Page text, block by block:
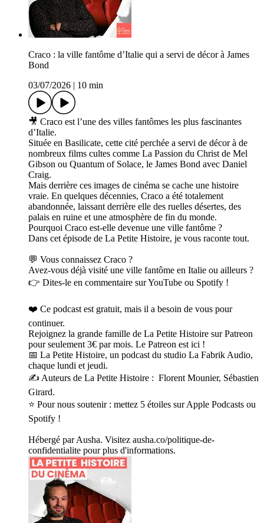
Craco : la ville fantôme d’Italie qui a servi de décor à James
Bond
03/07/2026
10 min
🎥 Craco est l’une des villes fantômes les plus fascinantes
d’Italie.
Située en Basilicate, cette cité perchée a servi de décor à de
nombreux films cultes comme La Passion du Christ de Mel
Gibson ou Quantum of Solace, le James Bond avec Daniel
Craig.
Mais derrière ces images de cinéma se cache une histoire
vraie. En quelques décennies, Craco a été totalement
abandonnée, laissant derrière elle des ruelles désertes, des
palais en ruine et une atmosphère de fin du monde.
Pourquoi Craco est-elle devenue une ville fantôme ?
Dans cet épisode de La Petite Histoire, je vous raconte tout.
💬 Vous connaissez Craco ?
Avez-vous déjà visité une ville fantôme en Italie ou ailleurs ?
👉 Dites-le en commentaire sur YouTube ou Spotify !
❤️ Ce podcast est gratuit, mais il a besoin de vous pour
continuer.
Rejoignez la grande famille de La Petite Histoire sur Patreon
pour seulement 3€ par mois. Le Patreon est ici !
📅 La Petite Histoire, un podcast du studio La Fabrik Audio,
chaque lundi et jeudi.
✍️ Auteurs de La Petite Histoire : Florent Mounier, Sébastien
Girard.
⭐ Pour nous soutenir : mettez 5 étoiles sur Apple Podcasts ou
Spotify !
Hébergé par Ausha. Visitez ausha.co/politique-de-
confidentialite pour plus d'informations.